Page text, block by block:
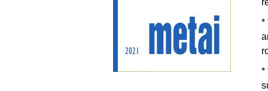
*
*